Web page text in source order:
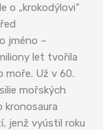
o „krokodýlovi“
jméno –
let tvořila
moře. Už v 60.
mořských
kronosaura
jenž vyústil roku